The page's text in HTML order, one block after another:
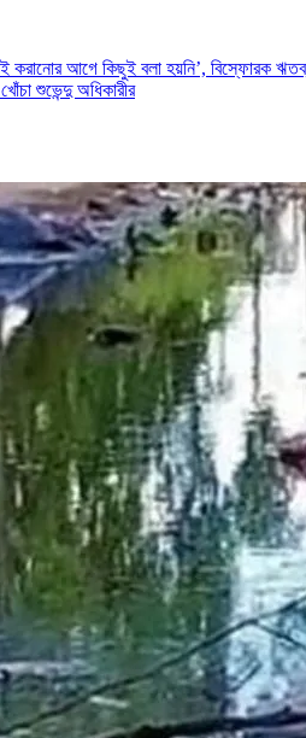
সই করানোর আগে কিছুই বলা হয়নি’,
শুভেন্দু অধিকারীর